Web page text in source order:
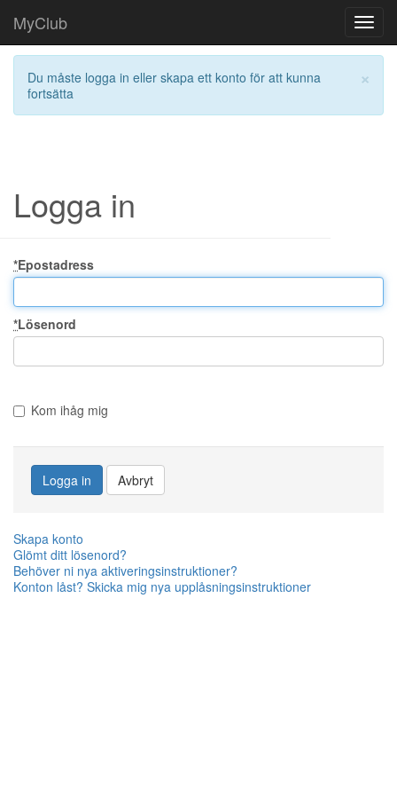
MyClub
×
Du måste logga in eller skapa ett konto för att kunna
fortsätta
Logga in
*Epostadress
*Lösenord
Kom ihåg mig
Logga in Avbryt
Skapa konto
Glömt ditt lösenord?
Behöver ni nya aktiveringsinstruktioner?
Konton låst? Skicka mig nya upplåsningsinstruktioner